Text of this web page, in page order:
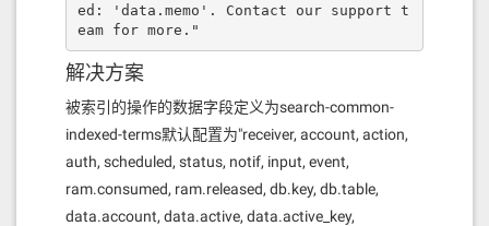
ed: 'data.memo'. Contact our support t
eam for more."
解决方案
被索引的操作的数据字段定义为search-common-
indexed-terms默认配置为"receiver, account, action,
auth, scheduled, status, notif, input, event,
ram.consumed, ram.released, db.key, db.table,
data.account, data.active, data.active_key,